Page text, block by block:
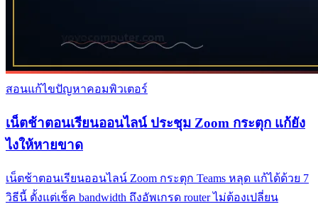
สอนแก้ไขปัญหาคอมพิวเตอร์
เน็ตช้าตอนเรียนออนไลน์ ประชุม Zoom กระตุก แก้ยัง
ไงให้หายขาด
เน็ตช้าตอนเรียนออนไลน์ Zoom กระตุก Teams หลุด แก้ได้ด้วย 7
วิธีนี้ ตั้งแต่เช็ค bandwidth ถึงอัพเกรด router ไม่ต้องเปลี่ยน